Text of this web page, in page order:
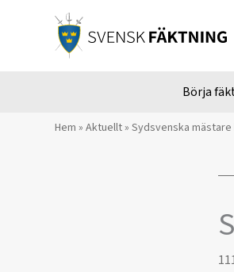
Börja
Hem » Aktuellt» Sydsvenska mästare